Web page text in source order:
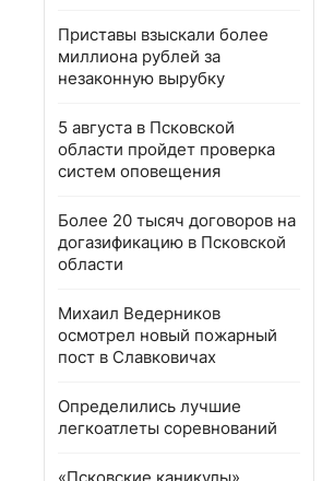
Приставы взыскали более
миллиона рублей за
незаконную вырубку
5 августа в Псковской
области пройдет проверка
систем оповещения
Более 20 тысяч договоров на
догазификацию в Псковской
области
Михаил Ведерников
осмотрел новый пожарный
пост в Славковичах
Определились лучшие
легкоатлеты соревнований